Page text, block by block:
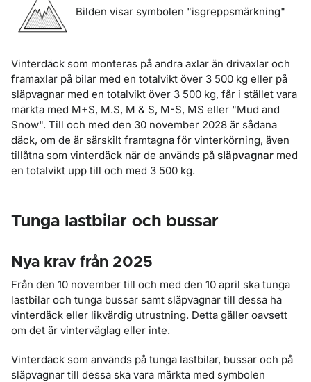
Bilden visar symbolen "isgreppsmärkning"
Vinterdäck som monteras på andra axlar än drivaxlar och
framaxlar på bilar med en totalvikt över 3 500 kg eller på
släpvagnar med en totalvikt över 3 500 kg, får i stället vara
märkta med M+S, M.S, M & S, M-S, MS eller "Mud and
Snow". Till och med den 30 november 2028 är sådana
däck, om de är särskilt framtagna för vinterkörning, även
tillåtna som vinterdäck när de används på släpvagnar med
en totalvikt upp till och med 3 500 kg.
Tunga lastbilar och bussar
Nya krav från 2025
Från den 10 november till och med den 10 april ska tunga
lastbilar och tunga bussar samt släpvagnar till dessa ha
vinterdäck eller likvärdig utrustning. Detta gäller oavsett
om det är vinterväglag eller inte.
Vinterdäck som används på tunga lastbilar, bussar och på
släpvagnar till dessa ska vara märkta med symbolen